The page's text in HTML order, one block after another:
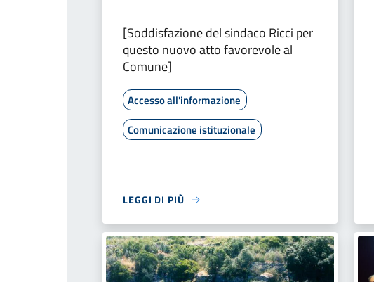
[Soddisfazione del sindaco Ricci per
questo nuovo atto favorevole al
Comune]
Accesso all'informazione
Comunicazione istituzionale
LEGGI DI PIÙ